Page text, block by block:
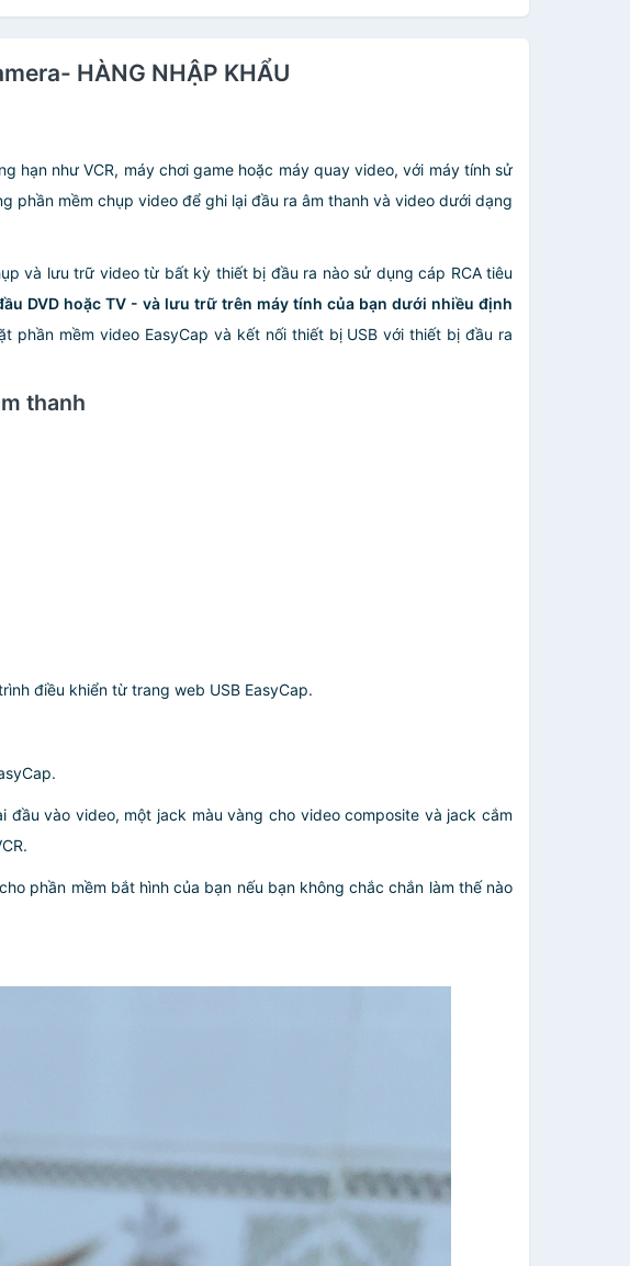
HÀNG NHẬP KHẨU
hạn như VCR, máy chơi game hoặc máy quay video, với máy tính sử
phần mềm chụp video để ghi lại đầu ra âm thanh và video dưới dạng
và lưu trữ video từ bất kỳ thiết bị đầu ra nào sử dụng cáp RCA tiêu
DVD hoặc TV - và lưu trữ trên máy tính của bạn dưới nhiều định
mềm video EasyCap và kết nối thiết bị USB với thiết bị đầu ra
thanh
điều khiển từ trang web USB EasyCap.
vào video, một jack màu vàng cho video composite và jack cắm
phần mềm bắt hình của bạn nếu bạn không chắc chắn làm thế nào